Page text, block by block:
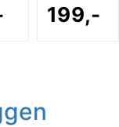
199,-